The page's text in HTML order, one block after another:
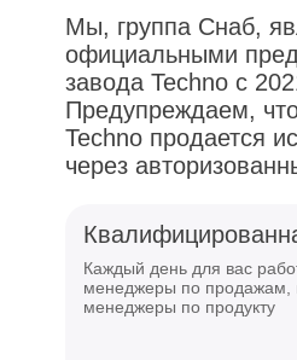
Мы, группа Снаб,
официальными
завода Techno с
Предупреждаем,
Techno продается
через
Каждый день для вас
менеджеры по продажам,
менеджеры по продукту